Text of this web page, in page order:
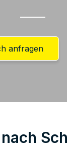
anfragen